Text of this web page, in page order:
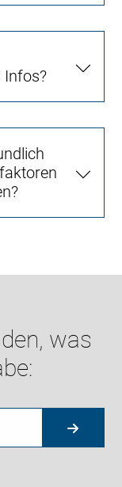
Infos?
was